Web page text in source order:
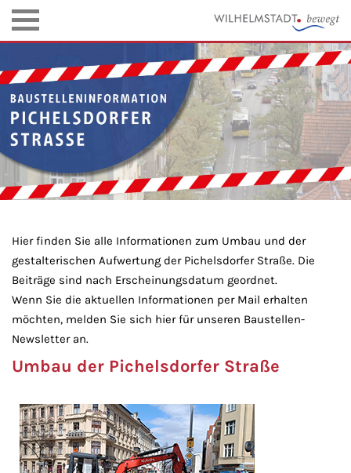
Hier finden Sie alle Informationen zum Umbau und der
gestalterischen Aufwertung der Pichelsdorfer Straße. Die
Beiträge sind nach Erscheinungsdatum geordnet.
Wenn Sie die aktuellen Informationen per Mail erhalten
möchten, melden Sie sich hier für unseren Baustellen-
Newsletter an.
Umbau der Pichelsdorfer Straße